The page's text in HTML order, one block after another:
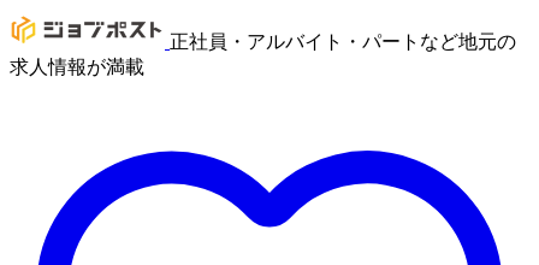
正社員・アルバイト・パートなど地元の
求人情報が満載